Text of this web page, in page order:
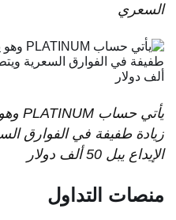
السعري
يأتي حساب PLATINUM وهو
زيادة طفيفة في الفوارق
الإيداع يبل 50 ألف دولار
منصات التداول